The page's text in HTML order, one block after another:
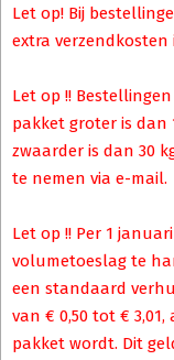
Let op! Bij
extra
Let op !!
pakket groter is dan
zwaarder is dan 30
te nemen via e-mail.
Let op !! Per 1
volumetoeslag te
een standaard
van € 0,50 tot €
pakket wordt. Dit